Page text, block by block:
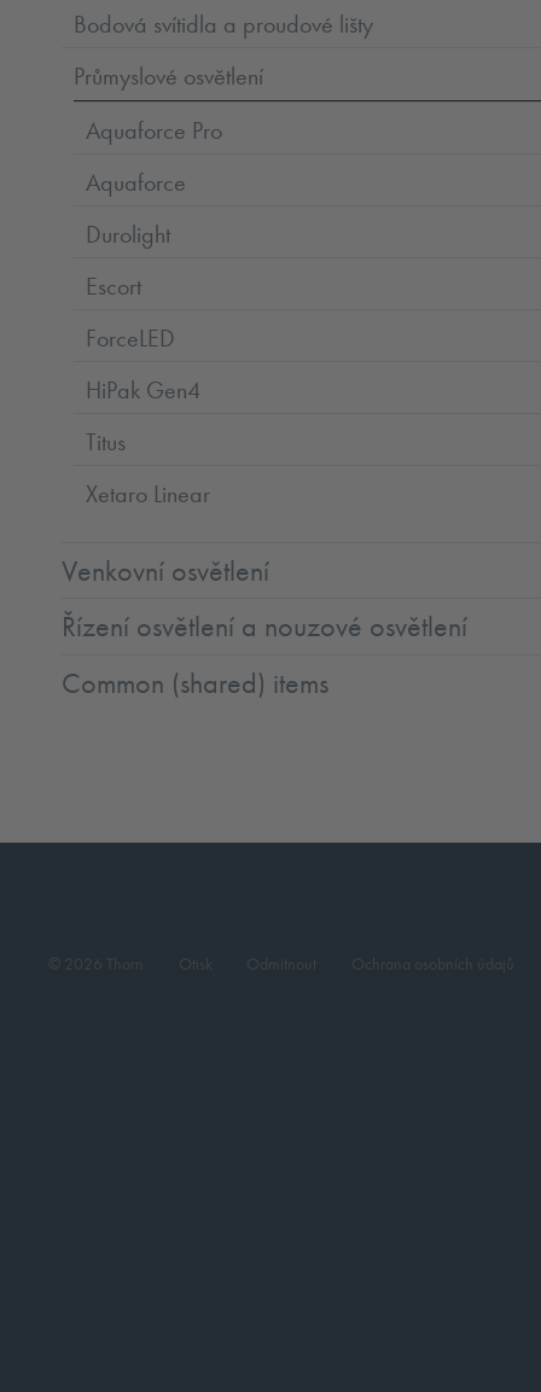
Bodová svítidla a proudové lišty
Průmyslové osvětlení
Aquaforce Pro
Aquaforce
Durolight
Escort
ForceLED
HiPak Gen4
Titus
Xetaro Linear
Venkovní osvětlení
Řízení osvětlení a nouzové osvětlení
Common (shared) items